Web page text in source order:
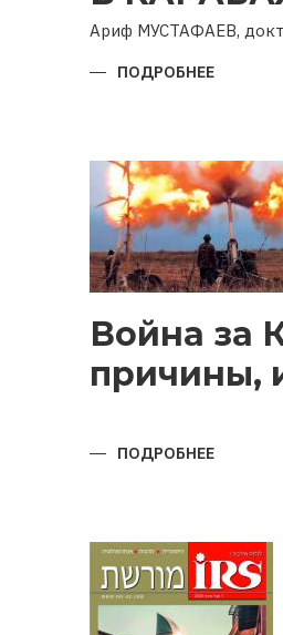
Ариф МУСТАФАЕВ,
ПОДРОБНЕЕ
Война за
причины,
ПОДРОБНЕЕ
ИСТОКИ,
ИТОГИ